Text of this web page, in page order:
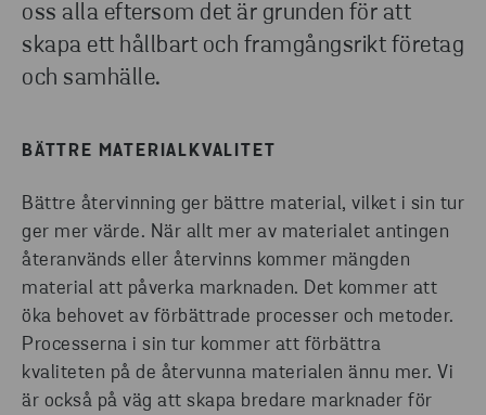
oss alla eftersom det är grunden för att
skapa ett hållbart och framgångsrikt företag
och samhälle.
​​BÄTTRE MATERIALKVALITET
Bättre återvinning ger bättre material, vilket i sin tur
ger mer värde. När allt mer av materialet antingen
återanvänds eller återvinns kommer mängden
material att påverka marknaden. Det kommer att
öka behovet av förbättrade processer och metoder.
Processerna i sin tur kommer att förbättra
kvaliteten på de återvunna materialen ännu mer. Vi
är också på väg att skapa bredare marknader för